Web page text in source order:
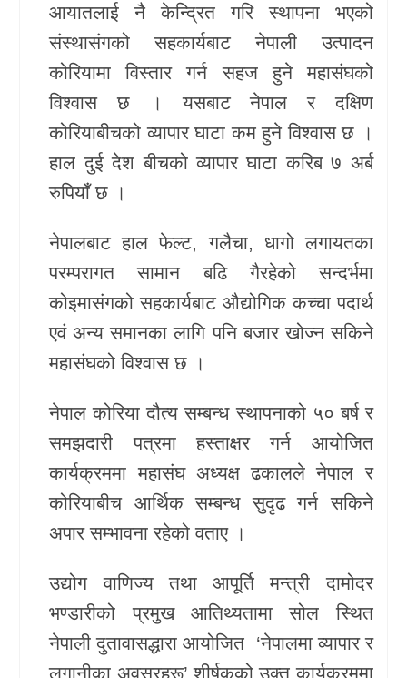
आयातलाई नै केन्द्रित गरि स्थापना भएको
संस्थासंगको सहकार्यबाट नेपाली उत्पादन
कोरियामा विस्तार गर्न सहज हुने महासंघको
विश्वास छ । यसबाट नेपाल र दक्षिण
कोरियाबीचको व्यापार घाटा कम हुने विश्वास छ ।
हाल दुई देश बीचको व्यापार घाटा करिब ७ अर्ब
रुपियाँ छ ।
नेपालबाट हाल फेल्ट, गलैचा, धागो लगायतका
परम्परागत सामान बढि गैरहेको सन्दर्भमा
कोइमासंगको सहकार्यबाट औद्योगिक कच्चा पदार्थ
एवं अन्य समानका लागि पनि बजार खोज्न सकिने
महासंघको विश्वास छ ।
नेपाल कोरिया दौत्य सम्बन्ध स्थापनाको ५० बर्ष र
समझदारी पत्रमा हस्ताक्षर गर्न आयोजित
कार्यक्रममा महासंघ अध्यक्ष ढकालले नेपाल र
कोरियाबीच आर्थिक सम्बन्ध सुदृढ गर्न सकिने
अपार सम्भावना रहेको वताए ।
उद्योग वाणिज्य तथा आपूर्ति मन्त्री दामोदर
भण्डारीको प्रमुख आतिथ्यतामा सोल स्थित
नेपाली दुतावासद्धारा आयोजित ‘नेपालमा व्यापार र
लगानीका अवसरहरू’ शीर्षकको उक्त कार्यक्रममा